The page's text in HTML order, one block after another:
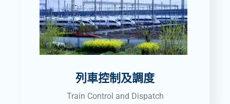
列車控制及調度
Train Control and Dispatch